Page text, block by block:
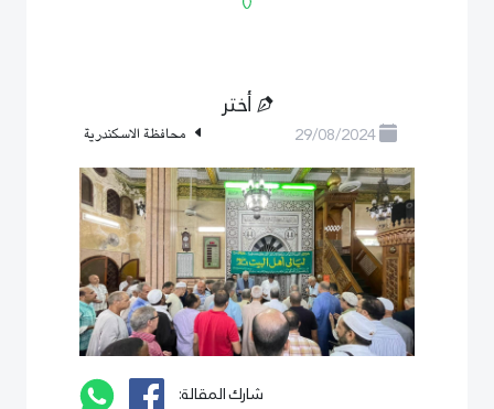
أختر
29/08/2024 محافظة الاسكندرية
شارك المقالة: